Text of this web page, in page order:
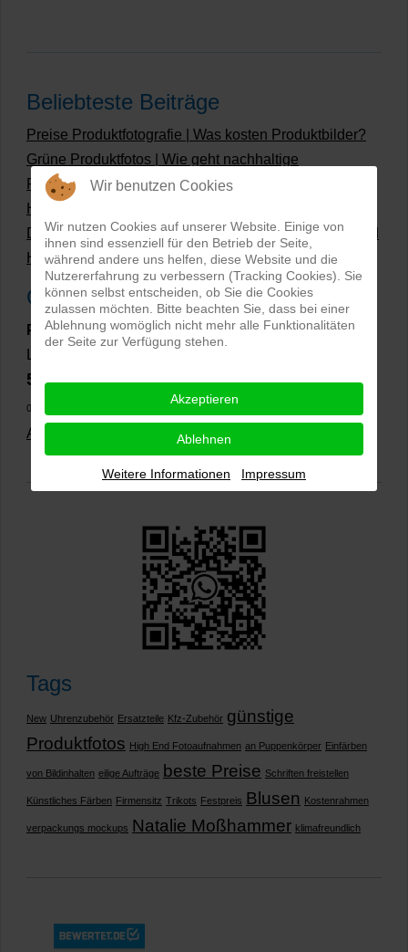
Beliebteste Beiträge
Preise Produktfotografie | Was kosten Produktbilder?
Grüne Produktfotos | Wie geht nachhaltige
Produktfotografie?
Hollow Man Fotografie | Darauf kommt es an!
Dateiformate und Bilder mit transparentem Hintergrund
Hollowman und Produktfotografie
Google Rezensionen
PRO-ducto GmbH, Fotografie und Bildbearbeitung in
5,0⭐⭐⭐⭐⭐bei144 Google-Rezensionen (Stand
02.01.2026)
Alle Rezensionen ansehen |
Tags
New Uhrenzubehör Ersatzteile Kfz-Zubehör günstige
Produktfotos High End Fotoaufnahmen an Puppenkörper Einfärben
von Bildinhalten eilige Aufträge beste Preise Schriften freistellen
Künstliches Färben Firmensitz Trikots Festpreis Blusen Kostenrahmen
verpackungs mockups Natalie Moßhammer klimafreundlich
Wir benutzen Cookies
Wir nutzen Cookies auf unserer Website. Einige von
ihnen sind essenziell für den Betrieb der Seite,
während andere uns helfen, diese Website und die
Nutzererfahrung zu verbessern (Tracking Cookies). Sie
können selbst entscheiden, ob Sie die Cookies
zulassen möchten. Bitte beachten Sie, dass bei einer
Ablehnung womöglich nicht mehr alle Funktionalitäten
der Seite zur Verfügung stehen.
Akzeptieren
Ablehnen
Weitere Informationen Impressum